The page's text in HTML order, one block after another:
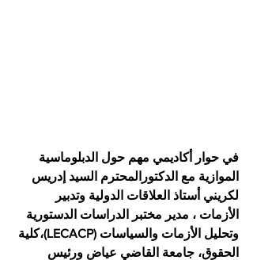
في حوار أكاديمي مهم حول الدبلوماسية
الموازية مع الدكتورالمحترم السيد إدريس
لكريني أستاذ العلاقات الدولية وتدبير
الأزمات ، مدير مختبر الدراسات الدستورية
وتحليل الأزمات والسياسات (LECACP)،كلية
الحقوق، جامعة القاضي عياض ورئيس